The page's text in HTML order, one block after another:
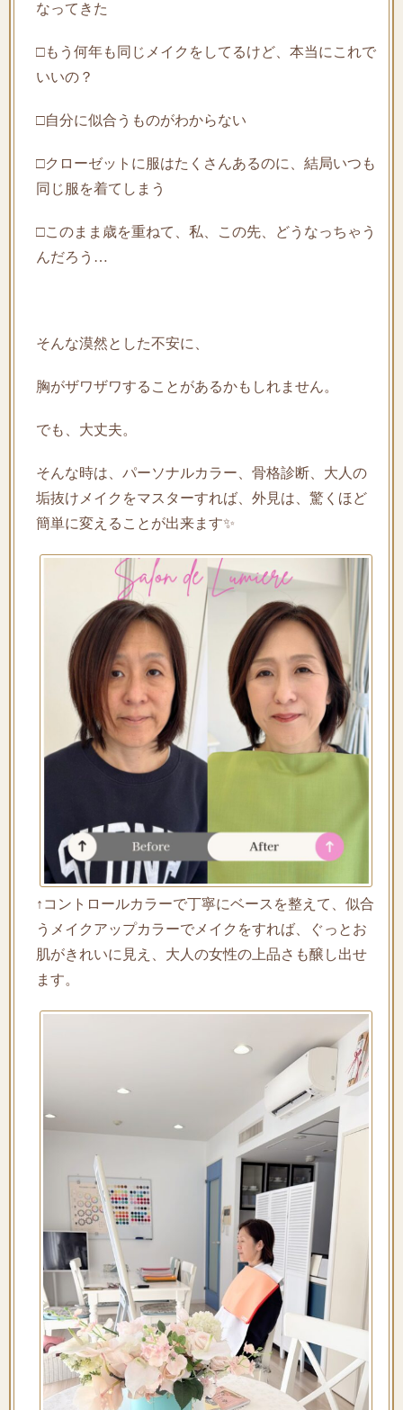
なってきた
□もう何年も同じメイクをしてるけど、本当にこれで
いいの？
□自分に似合うものがわからない
□クローゼットに服はたくさんあるのに、結局いつも
同じ服を着てしまう
□このまま歳を重ねて、私、この先、どうなっちゃう
んだろう…
そんな漠然とした不安に、
胸がザワザワすることがあるかもしれません。
でも、大丈夫。
そんな時は、パーソナルカラー、骨格診断、大人の
垢抜けメイクをマスターすれば、外見は、驚くほど
簡単に変えることが出来ます✨
↑コントロールカラーで丁寧にベースを整えて、似合
うメイクアップカラーでメイクをすれば、ぐっとお
肌がきれいに見え、大人の女性の上品さも醸し出せ
ます。